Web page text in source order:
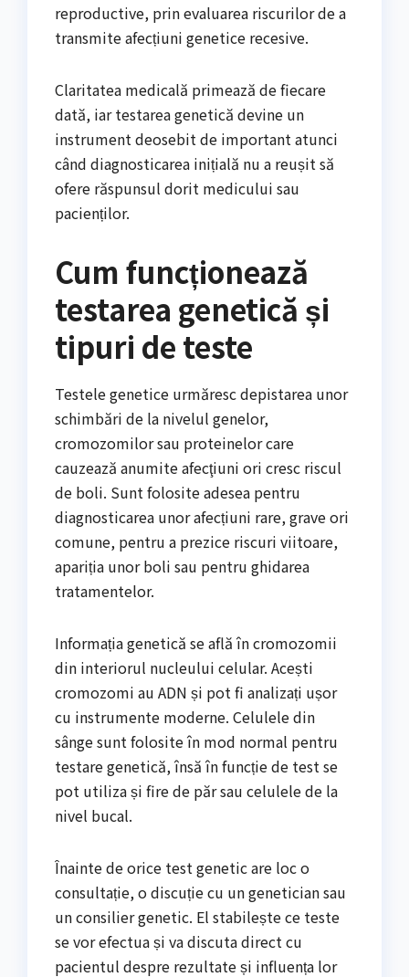
reproductive, prin evaluarea riscurilor de a
transmite afecțiuni genetice recesive.
Claritatea medicală primează de fiecare
dată, iar testarea genetică devine un
instrument deosebit de important atunci
când diagnosticarea inițială nu a reușit să
ofere răspunsul dorit medicului sau
pacienților.
Cum funcționează
testarea genetică și
tipuri de teste
Testele genetice urmăresc depistarea unor
schimbări de la nivelul genelor,
cromozomilor sau proteinelor care
cauzează anumite afecţiuni ori cresc riscul
de boli. Sunt folosite adesea pentru
diagnosticarea unor afecțiuni rare, grave ori
comune, pentru a prezice riscuri viitoare,
apariția unor boli sau pentru ghidarea
tratamentelor.
Informația genetică se află în cromozomii
din interiorul nucleului celular. Acești
cromozomi au ADN și pot fi analizați ușor
cu instrumente moderne. Celulele din
sânge sunt folosite în mod normal pentru
testare genetică, însă în funcție de test se
pot utiliza și fire de păr sau celulele de la
nivel bucal.
Înainte de orice test genetic are loc o
consultație, o discuție cu un genetician sau
un consilier genetic. El stabilește ce teste
se vor efectua și va discuta direct cu
pacientul despre rezultate și influența lor